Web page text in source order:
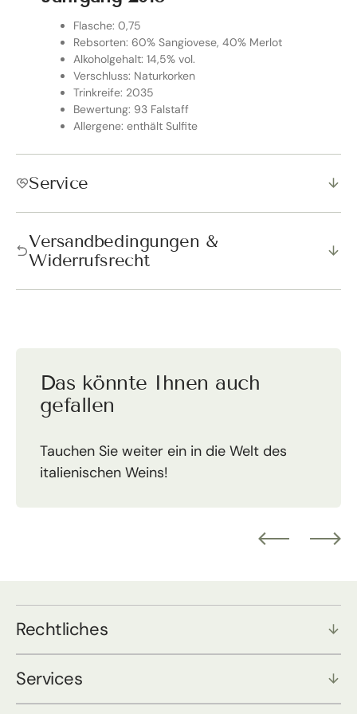
Flasche: 0,75
Rebsorten: 60% Sangiovese, 40% Merlot
Alkoholgehalt: 14,5% vol.
Verschluss: Naturkorken
Trinkreife: 2035
Bewertung: 93 Falstaff
Allergene: enthält Sulfite
Service
Versandbedingungen &
Widerrufsrecht
Das könnte Ihnen auch
gefallen
Tauchen Sie weiter ein in die Welt des
italienischen Weins!
Rechtliches
Services